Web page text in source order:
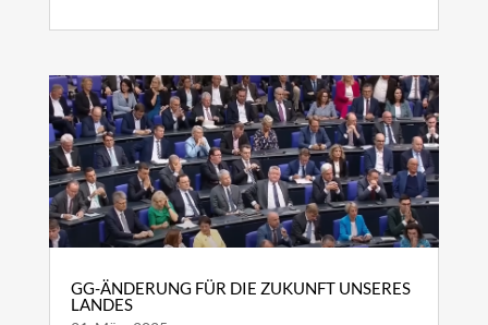
GG-ÄNDERUNG FÜR DIE ZUKUNFT UNSERES
LANDES